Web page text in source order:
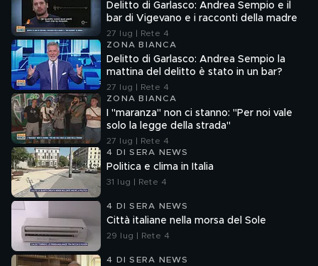
Delitto di Garlasco: Andrea Sempio e il
bar di Vigevano e i racconti della madre
27 lug | Rete 4
ZONA BIANCA
Delitto di Garlasco: Andrea Sempio la
mattina del delitto è stato in un bar?
27 lug | Rete 4
ZONA BIANCA
I "maranza" non ci stanno: "Per noi vale
solo la legge della strada"
27 lug | Rete 4
4 DI SERA NEWS
Politica e clima in Italia
31 lug | Rete 4
4 DI SERA NEWS
Città italiane nella morsa del Sole
29 lug | Rete 4
4 DI SERA NEWS